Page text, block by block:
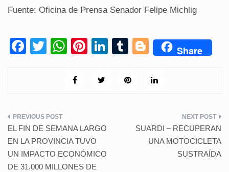
Fuente: Oficina de Prensa Senador Felipe Michlig
F
b
o
o
k
T
W
at
p
p
Pi
er
Li
T
m
Bl
g
Share
Navegación
de
entradas
EL FIN DE SEMANA LARGO
EN LA PROVINCIA TUVO
UN IMPACTO ECONÓMICO
DE 31.000 MILLONES DE
SUARDI – RECUPERAN
UNA MOTOCICLETA
SUSTRAÍDA